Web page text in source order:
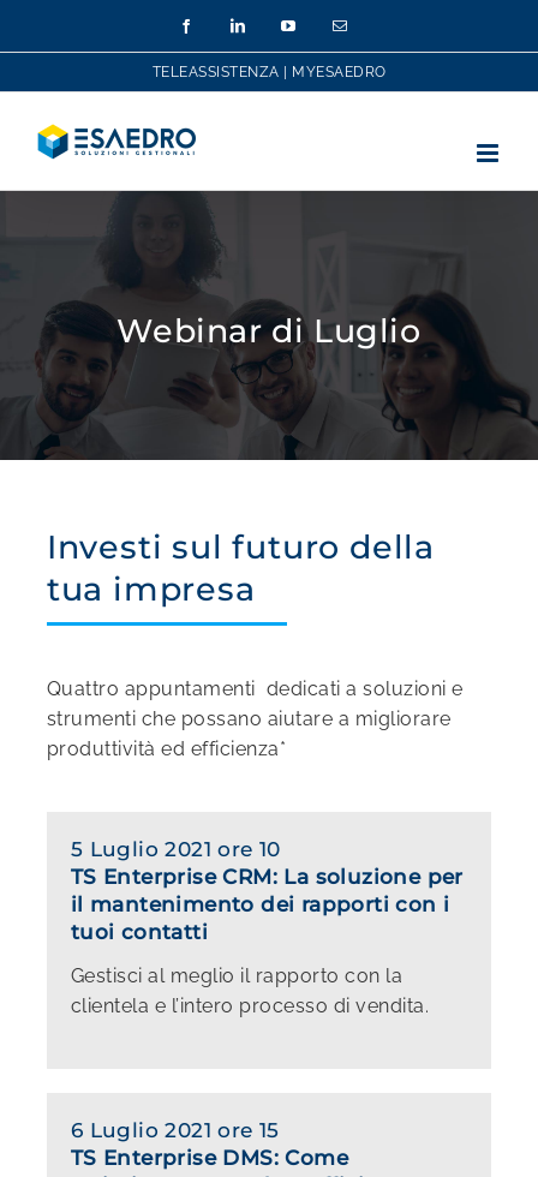
FacebookLinkedInYouTubeEmail
TELEASSISTENZA MYESAEDRO
Webinar di Luglio
Investi sul futuro della
tua impresa
Quattro appuntamenti dedicati a soluzioni e
strumenti che possano aiutare a migliorare
produttività ed efficienza*
5 Luglio 2021 ore 10
TS Enterprise CRM: La soluzione per
il mantenimento dei rapporti con i
tuoi contatti
Gestisci al meglio il rapporto con la
clientela e l’intero processo di vendita.
6 Luglio 2021 ore 15
TS Enterprise DMS: Come